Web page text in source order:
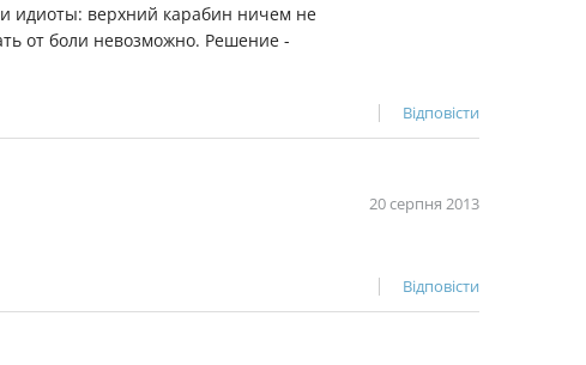
идиоты: верхний карабин ничем не
от боли невозможно. Решение -
Відповісти
20 серпня 2013
Відповісти